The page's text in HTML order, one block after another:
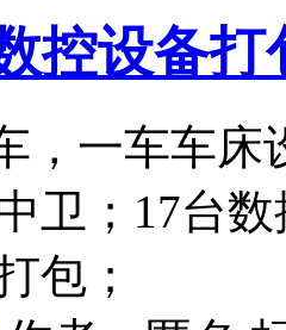
控设备打
，一车车
卫；17台
包；